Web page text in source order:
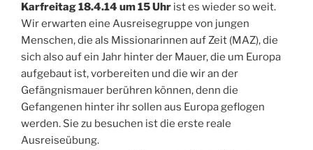
Karfreitag 18.4.14 um 15 Uhr ist es wieder so weit.
Wir erwarten eine Ausreisegruppe von jungen
Menschen, die als Missionarinnen auf Zeit (MAZ), die
sich also auf ein Jahr hinter der Mauer, die um Europa
aufgebaut ist, vorbereiten und die wir an der
Gefängnismauer berühren können, denn die
Gefangenen hinter ihr sollen aus Europa geflogen
werden. Sie zu besuchen ist die erste reale
Ausreiseübung.